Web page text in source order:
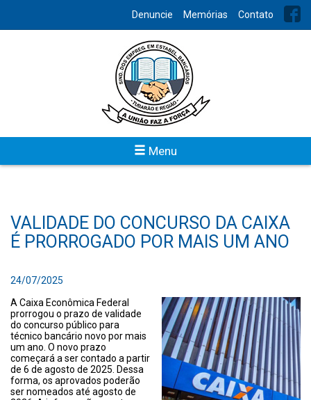
Denuncie Memórias Contato
Menu
VALIDADE DO CONCURSO DA CAIXA
É PRORROGADO POR MAIS UM ANO
24/07/2025
A Caixa Econômica Federal
prorrogou o prazo de validade
do concurso público para
técnico bancário novo por mais
um ano. O novo prazo
começará a ser contado a partir
de 6 de agosto de 2025. Dessa
forma, os aprovados poderão
ser nomeados até agosto de